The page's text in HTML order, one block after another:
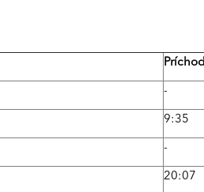
-
9:35
-
20:07